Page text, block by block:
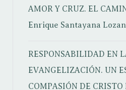
AMOR Y CRUZ. EL
Enrique Santayana
RESPONSABILIDAD EN
EVANGELIZACIÓN. UN
COMPASIÓN DE CRISTO